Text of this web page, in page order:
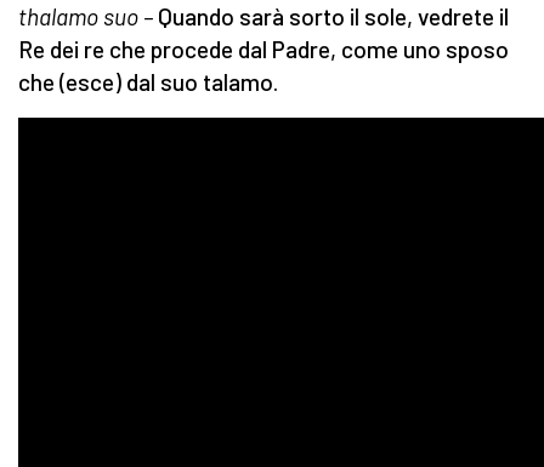
thalamo suo – Quando sarà sorto il sole, vedrete il
Re dei re che procede dal Padre, come uno sposo
che (esce) dal suo talamo.